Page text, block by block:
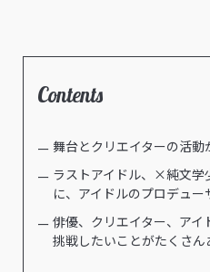
Contents
舞台とクリエイターの活
ラストアイドル、×純文学
に、アイドルのプロデュー
俳優、クリエイター、ア
挑戦したいことがたくさん